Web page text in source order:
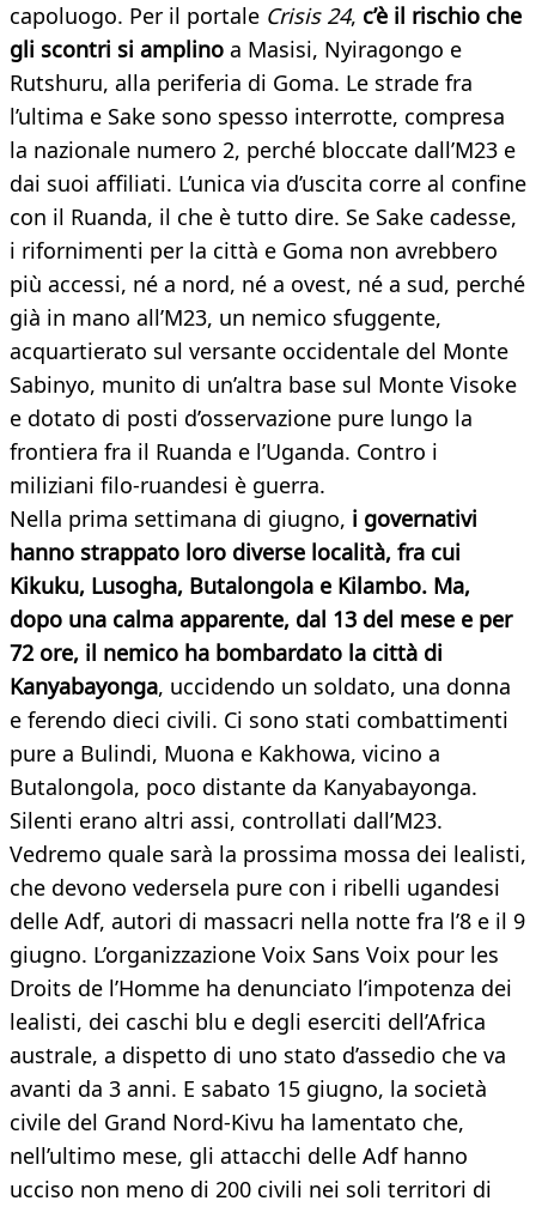
capoluogo. Per il portale Crisis 24, c’è il rischio che
gli scontri si amplino a Masisi, Nyiragongo e
Rutshuru, alla periferia di Goma. Le strade fra
l’ultima e Sake sono spesso interrotte, compresa
la nazionale numero 2, perché bloccate dall’M23 e
dai suoi affiliati. L’unica via d’uscita corre al confine
con il Ruanda, il che è tutto dire. Se Sake cadesse,
i rifornimenti per la città e Goma non avrebbero
più accessi, né a nord, né a ovest, né a sud, perché
già in mano all’M23, un nemico sfuggente,
acquartierato sul versante occidentale del Monte
Sabinyo, munito di un’altra base sul Monte Visoke
e dotato di posti d’osservazione pure lungo la
frontiera fra il Ruanda e l’Uganda. Contro i
miliziani filo-ruandesi è guerra.
Nella prima settimana di giugno, i governativi
hanno strappato loro diverse località, fra cui
Kikuku, Lusogha, Butalongola e Kilambo. Ma,
dopo una calma apparente, dal 13 del mese e per
72 ore, il nemico ha bombardato la città di
Kanyabayonga, uccidendo un soldato, una donna
e ferendo dieci civili. Ci sono stati combattimenti
pure a Bulindi, Muona e Kakhowa, vicino a
Butalongola, poco distante da Kanyabayonga.
Silenti erano altri assi, controllati dall’M23.
Vedremo quale sarà la prossima mossa dei lealisti,
che devono vedersela pure con i ribelli ugandesi
delle Adf, autori di massacri nella notte fra l’8 e il 9
giugno. L’organizzazione Voix Sans Voix pour les
Droits de l’Homme ha denunciato l’impotenza dei
lealisti, dei caschi blu e degli eserciti dell’Africa
australe, a dispetto di uno stato d’assedio che va
avanti da 3 anni. E sabato 15 giugno, la società
civile del Grand Nord-Kivu ha lamentato che,
nell’ultimo mese, gli attacchi delle Adf hanno
ucciso non meno di 200 civili nei soli territori di